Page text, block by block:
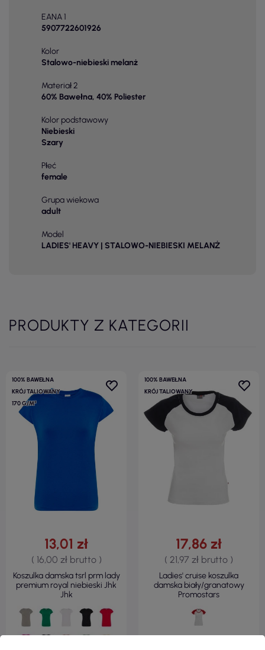
EANA 1
5907722601926
Kolor
Stalowo-niebieski melanż
Materiał 2
60% Bawełna, 40% Poliester
Kolor podstawowy
Niebieski
Szary
Płeć
female
Grupa wiekowa
adult
Model
LADIES' HEAVY | STALOWO-NIEBIESKI MELANŻ
PRODUKTY Z KATEGORII
100% BAWEŁNA
KRÓJ TALIOWANY
170 G/M²
13,01 zł
( 16,00 zł brutto )
Koszulka damska tsrl prm lady
premium royal niebieski Jhk
Jhk
100% BAWEŁNA
KRÓJ TALIOWANY
17,86 zł
( 21,97 zł brutto )
Ladies' cruise koszulka
damska biały/granatowy
Promostars